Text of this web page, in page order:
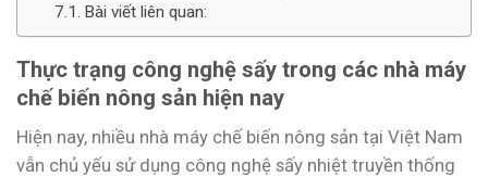
Bài viết liên quan:
Thực trạng công nghệ sấy trong các nhà máy
chế biến nông sản hiện nay
Hiện nay, nhiều nhà máy chế biến nông sản tại Việt Nam
vẫn chủ yếu sử dụng công nghệ sấy nhiệt truyền thống